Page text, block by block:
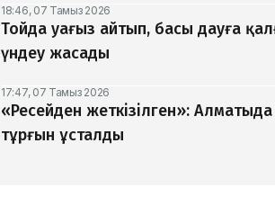
18:46, 07 Тамыз 2026
Тойда уағыз айтып, басы дауға
үндеу жасады
17:47, 07 Тамыз 2026
«Ресейден жеткізілген»:
тұрғын ұсталды